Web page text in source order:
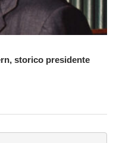
storico presidente